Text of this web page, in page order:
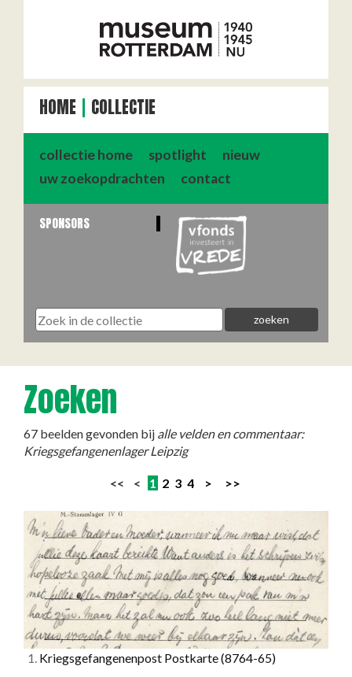
HOME COLLECTIE
collectie home spotlight
nieuw
uw zoekopdrachten
contact
SPONSORS
Zoeken
67 beelden gevonden bij alle velden en commentaar:
Kriegsgefangenenlager Leipzig
<< < 1 2 3 4 > >>
1. Kriegsgefangenenpost Postkarte(8764-65)